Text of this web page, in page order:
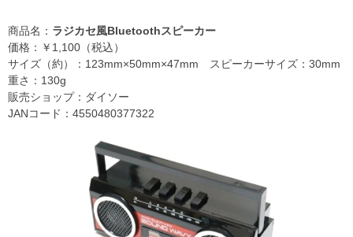
商品名： ラジカセ風Bluetoothスピーカー
価格：￥1,100（税込）
サイズ（約）：123mm×50mm×47mm スピーカーサイズ：30mm
重さ：130g
販売ショップ：ダイソー
JANコード：4550480377322